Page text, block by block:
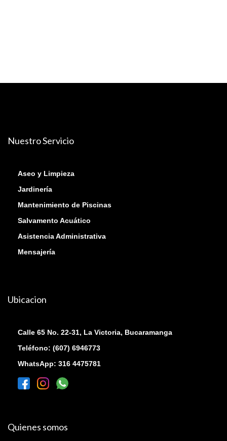
Nuestro Servicio
Aseo y Limpieza
Jardinería
Mantenimiento de Piscinas
Salvamento Acuático
Asistencia Administrativa
Mensajería
Ubicacion
Calle 65 No. 22-31, La Victoria, Bucaramanga
Teléfono: (607) 6946773
WhatsApp: 316 4475781
Quienes somos